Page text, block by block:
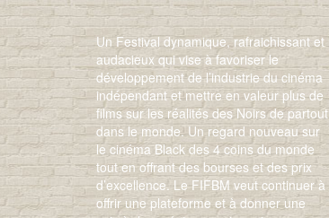
Un Festival dynamique, rafraichissant et
audacieux qui vise à favoriser le
développement de l’industrie du cinéma
indépendant et mettre en valeur plus de
films sur les réalités des Noirs de partout
dans le monde. Un regard nouveau sur
le cinéma Black des 4 coins du monde
tout en offrant des bourses et des prix
d’excellence. Le FIFBM veut continuer à
offrir une plateforme et à donner une